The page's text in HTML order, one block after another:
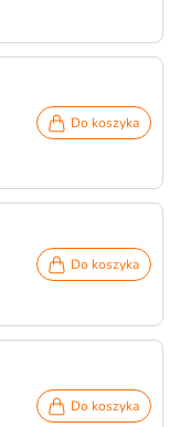
Do koszyka
Do koszyka
Do koszyka